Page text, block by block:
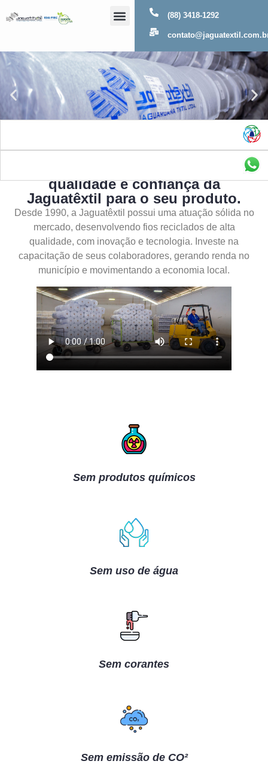
(88) 3418-1292
qualidade e confiança da
Jaguatêxtil para o seu produto.
Desde 1990, a Jaguatêxtil possui uma atuação sólida no
mercado, desenvolvendo fios reciclados de alta
qualidade, com inovação e tecnologia. Investe na
capacitação de seus colaboradores, gerando renda no
município e movimentando a economia local.
Sem produtos químicos
Sem uso de água
Sem corantes
Sem emissão de CO²